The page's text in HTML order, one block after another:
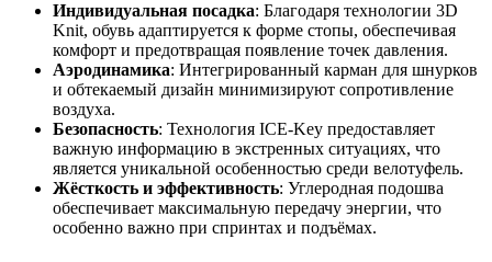
Индивидуальная посадка: Благодаря технологии 3D
Knit, обувь адаптируется к форме стопы, обеспечивая
комфорт и предотвращая появление точек давления.
Аэродинамика: Интегрированный карман для шнурков
и обтекаемый дизайн минимизируют сопротивление
воздуха.
Безопасность: Технология ICE-Key предоставляет
важную информацию в экстренных ситуациях, что
является уникальной особенностью среди велотуфель.
Жёсткость и эффективность: Углеродная подошва
обеспечивает максимальную передачу энергии, что
особенно важно при спринтах и подъёмах.